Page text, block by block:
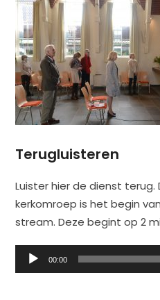
Terugluisteren
Luister hier de dienst terug.
kerkomroep is het begin
stream. Deze begint op 2
Audiospeler
00:00